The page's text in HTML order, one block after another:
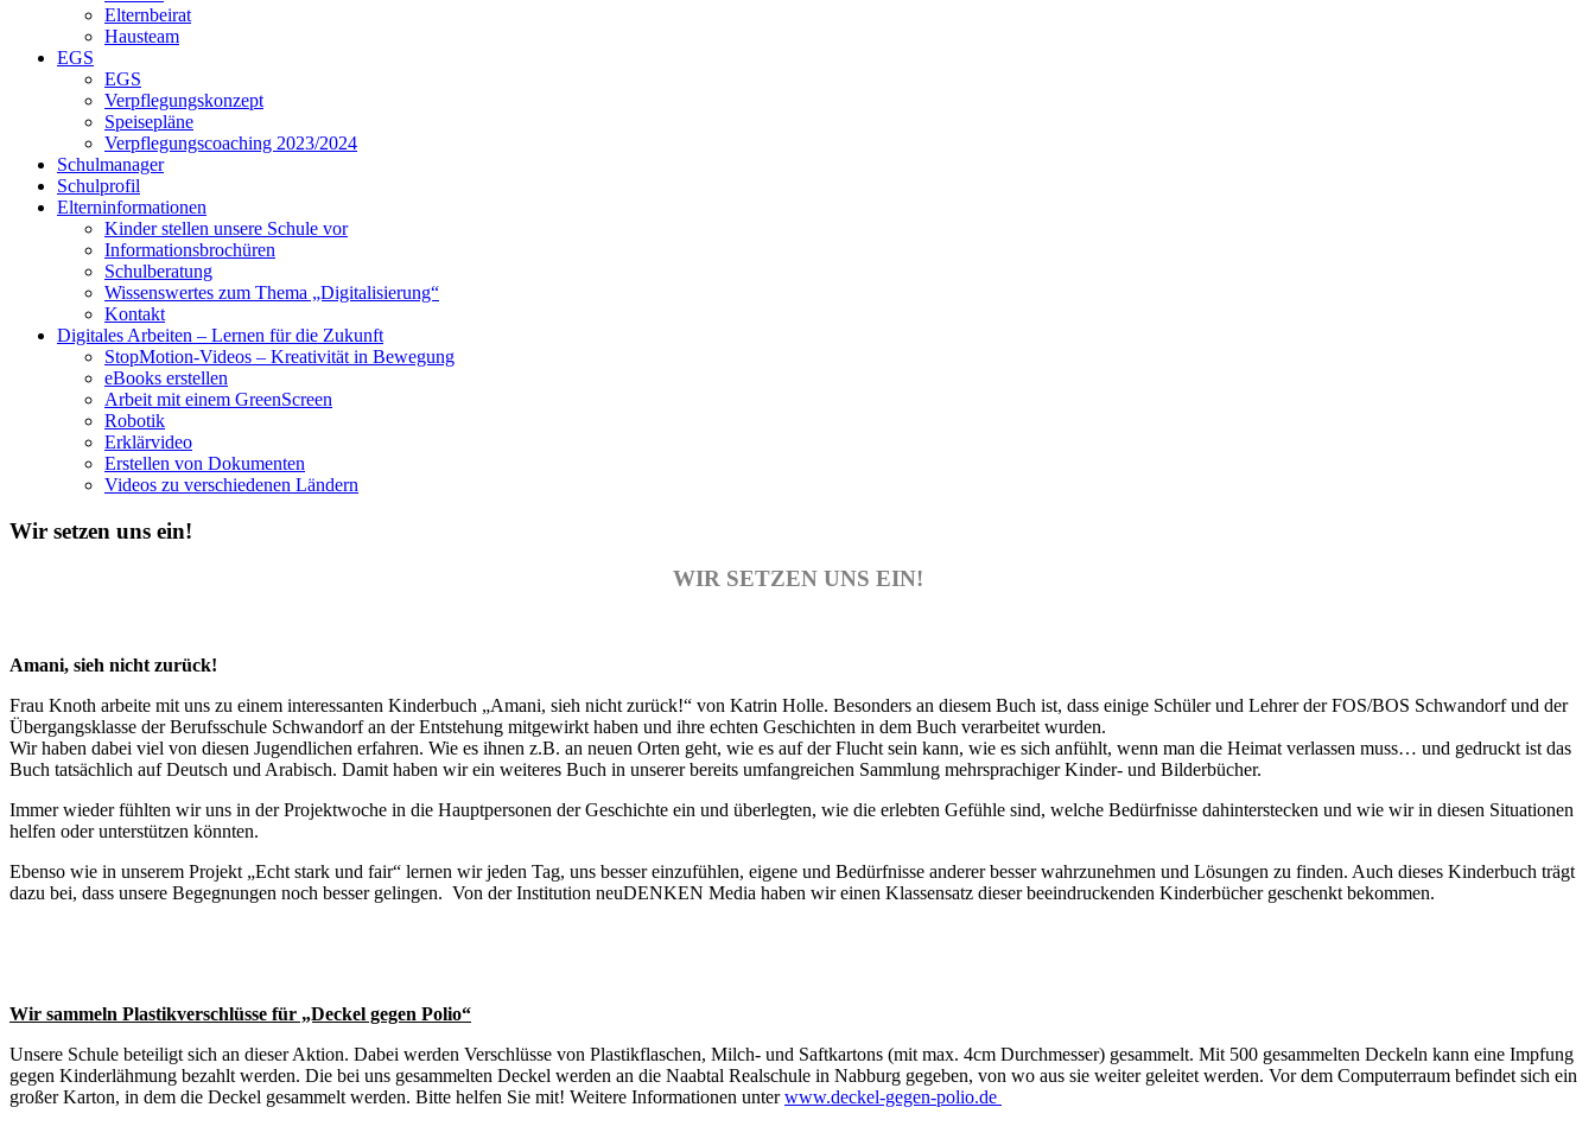
Elternbeirat
Hausteam
EGS
EGS
Verpflegungskonzept
Speisepläne
Verpflegungscoaching 2023/2024
Schulmanager
Schulprofil
Elterninformationen
Kinder stellen unsere Schule vor
Informationsbrochüren
Schulberatung
Wissenswertes zum Thema „Digitalisierung“
Kontakt
Digitales Arbeiten – Lernen für die Zukunft
StopMotion-Videos – Kreativität in Bewegung
eBooks erstellen
Arbeit mit einem GreenScreen
Robotik
Erklärvideo
Erstellen von Dokumenten
Videos zu verschiedenen Ländern
Wir setzen uns ein!
WIR SETZEN UNS EIN!
Amani, sieh nicht zurück!
Frau Knoth arbeite mit uns zu einem interessanten Kinderbuch „Amani, sieh nicht zurück!“ von Katrin Holle. Besonders an diesem Buch ist, dass einige Schüler und Lehrer der FOS/BOS Schwandorf und der
Übergangsklasse der Berufsschule Schwandorf an der Entstehung mitgewirkt haben und ihre echten Geschichten in dem Buch verarbeitet wurden.
Wir haben dabei viel von diesen Jugendlichen erfahren. Wie es ihnen z.B. an neuen Orten geht, wie es auf der Flucht sein kann, wie es sich anfühlt, wenn man die Heimat verlassen muss… und gedruckt ist das
Buch tatsächlich auf Deutsch und Arabisch. Damit haben wir ein weiteres Buch in unserer bereits umfangreichen Sammlung mehrsprachiger Kinder- und Bilderbücher.
Immer wieder fühlten wir uns in der Projektwoche in die Hauptpersonen der Geschichte ein und überlegten, wie die erlebten Gefühle sind, welche Bedürfnisse dahinterstecken und wie wir in diesen Situationen
helfen oder unterstützen könnten.
Ebenso wie in unserem Projekt „Echt stark und fair“ lernen wir jeden Tag, uns besser einzufühlen, eigene und Bedürfnisse anderer besser wahrzunehmen und Lösungen zu finden. Auch dieses Kinderbuch trägt
dazu bei, dass unsere Begegnungen noch besser gelingen. Von der Institution neuDENKEN Media haben wir einen Klassensatz dieser beeindruckenden Kinderbücher geschenkt bekommen.
Wir sammeln Plastikverschlüsse für „Deckel gegen Polio“
Unsere Schule beteiligt sich an dieser Aktion. Dabei werden Verschlüsse von Plastikflaschen, Milch- und Saftkartons (mit max. 4cm Durchmesser) gesammelt. Mit 500 gesammelten Deckeln kann eine Impfung
gegen Kinderlähmung bezahlt werden. Die bei uns gesammelten Deckel werden an die Naabtal Realschule in Nabburg gegeben, von wo aus sie weiter geleitet werden. Vor dem Computerraum befindet sich ein
großer Karton, in dem die Deckel gesammelt werden. Bitte helfen Sie mit! Weitere Informationen unterwww.deckel-gegen-polio.de